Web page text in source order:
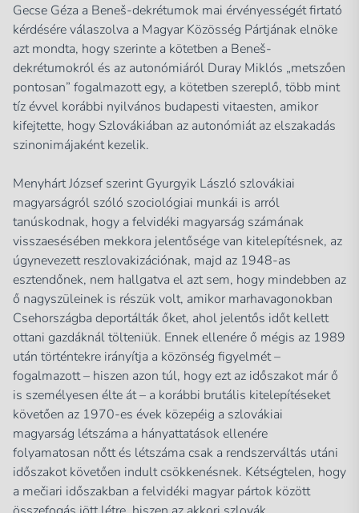
Gecse Géza a Beneš-dekrétumok mai érvényességét firtató
kérdésére válaszolva a Magyar Közösség Pártjának elnöke
azt mondta, hogy szerinte a kötetben a Beneš-
dekrétumokról és az autonómiáról Duray Miklós „metszően
pontosan” fogalmazott egy, a kötetben szereplő, több mint
tíz évvel korábbi nyilvános budapesti vitaesten, amikor
kifejtette, hogy Szlovákiában az autonómiát az elszakadás
szinonimájaként kezelik.
Menyhárt József szerint Gyurgyik László szlovákiai
magyarságról szóló szociológiai munkái is arról
tanúskodnak, hogy a felvidéki magyarság számának
visszaesésében mekkora jelentősége van kitelepítésnek, az
úgynevezett reszlovakizációnak, majd az 1948-as
esztendőnek, nem hallgatva el azt sem, hogy mindebben az
ő nagyszüleinek is részük volt, amikor marhavagonokban
Csehországba deportálták őket, ahol jelentős időt kellett
ottani gazdáknál tölteniük. Ennek ellenére ő mégis az 1989
után történtekre irányítja a közönség figyelmét –
fogalmazott – hiszen azon túl, hogy ezt az időszakot már ő
is személyesen élte át – a korábbi brutális kitelepítéseket
követően az 1970-es évek közepéig a szlovákiai
magyarság létszáma a hányattatások ellenére
folyamatosan nőtt és létszáma csak a rendszerváltás utáni
időszakot követően indult csökkenésnek. Kétségtelen, hogy
a mečiari időszakban a felvidéki magyar pártok között